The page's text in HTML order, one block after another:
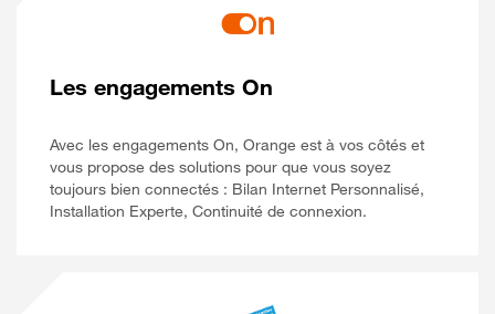
Les engagements On
Avec les engagements On, Orange est à vos côtés et
vous propose des solutions pour que vous soyez
toujours bien connectés : Bilan Internet Personnalisé,
Installation Experte, Continuité de connexion.